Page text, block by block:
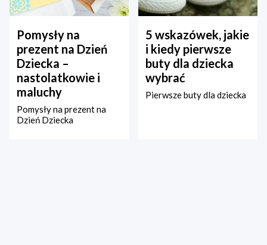
Pomysły na
prezent na Dzień
Dziecka –
nastolatkowie i
maluchy
Pomysły na prezent na
Dzień Dziecka
5 wskazówek, jakie
i kiedy pierwsze
buty dla dziecka
wybrać
Pierwsze buty dla dziecka